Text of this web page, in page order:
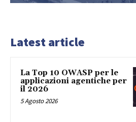
Latest article
La Top 10 OWASP per le
applicazioni agentiche per
il 2026
5 Agosto 2026